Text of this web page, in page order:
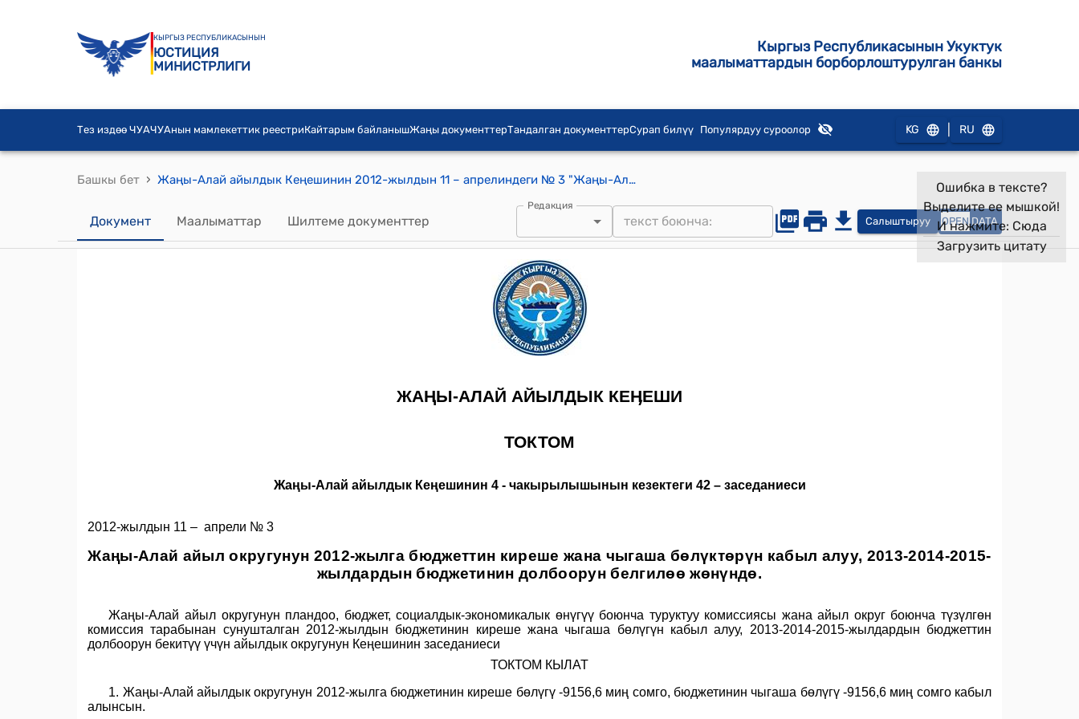
КЫРГЫЗ РЕСПУБЛИКАСЫНЫН
ЮСТИЦИЯ
МИНИСТРЛИГИ
Кыргыз Республикасынын Укуктук
маалыматтардын борборлоштурулган банкы
Тез издөө ЧУАЧУАнын мамлекеттик реестриКайтарым байланышЖаңы документтерТандалган документтерСурап билүү Популярдуу суроолор KG RU
Башкы бет › Жаңы-Алай айылдык Кеңешинин 2012-жылдын 11 – апрелиндеги № 3 "Жаңы-Алай айыл округунун 2012-жылга бюджеттин киреше жана чыгаша бөлүктөрүн кабыл алуу, 2013-2014-2015- жылдардын бюджетинин долбоорун белгилөө жөнүндө." токтому
Документ Маалыматтар Шилтеме документтер
Редакция
Салыштыруу OPEN DATA
Ошибка в тексте?
Выделите ее мышкой!
И нажмите: Сюда
Загрузить цитату